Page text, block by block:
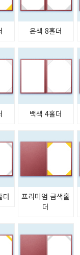
은색 8홀더
백색 4홀더
더
프리미엄 금색홀
더